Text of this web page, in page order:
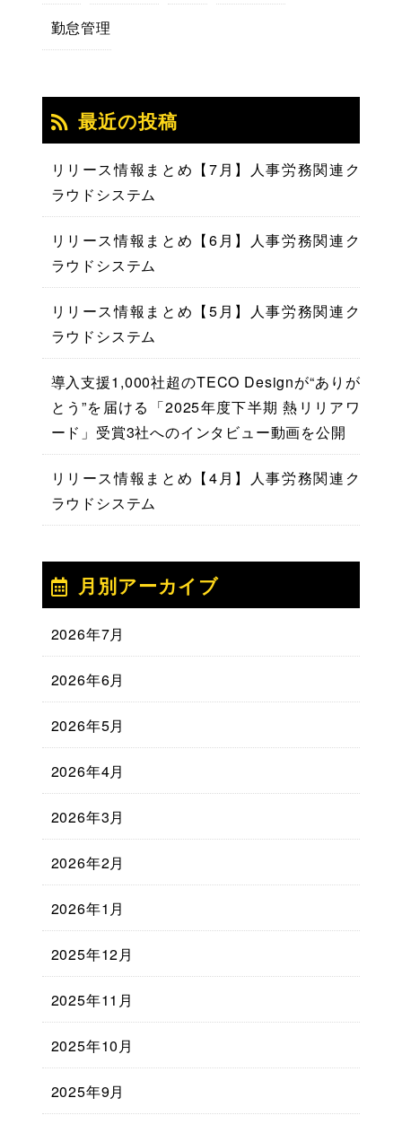
勤怠管理
最近の投稿
リリース情報まとめ【7月】人事労務関連ク
ラウドシステム
リリース情報まとめ【6月】人事労務関連ク
ラウドシステム
リリース情報まとめ【5月】人事労務関連ク
ラウドシステム
導入支援1,000社超のTECO Designが“ありが
とう”を届ける「2025年度下半期 熱リリアワ
ード」受賞3社へのインタビュー動画を公開
リリース情報まとめ【4月】人事労務関連ク
ラウドシステム
月別アーカイブ
2026年7月
2026年6月
2026年5月
2026年4月
2026年3月
2026年2月
2026年1月
2025年12月
2025年11月
2025年10月
2025年9月